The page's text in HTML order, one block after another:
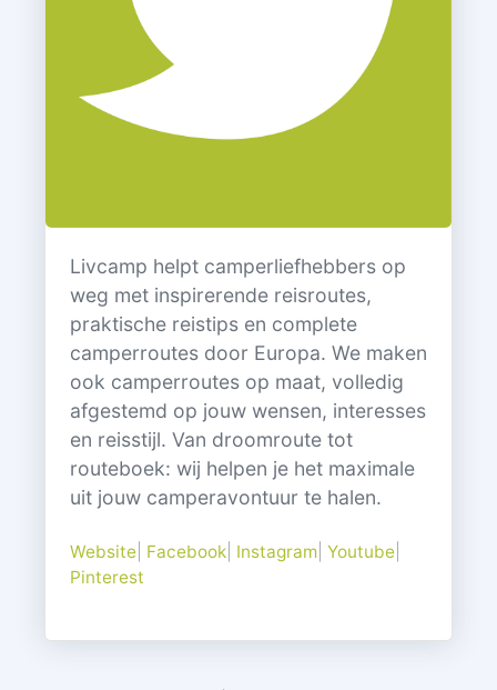
Livcamp helpt camperliefhebbers op
weg met inspirerende reisroutes,
praktische reistips en complete
camperroutes door Europa. We maken
ook camperroutes op maat, volledig
afgestemd op jouw wensen, interesses
en reisstijl. Van droomroute tot
routeboek: wij helpen je het maximale
uit jouw camperavontuur te halen.
Website| Facebook| Instagram| Youtube|
Pinterest